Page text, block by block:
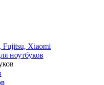
Fujitsu, Xiaomi
ноутбуков